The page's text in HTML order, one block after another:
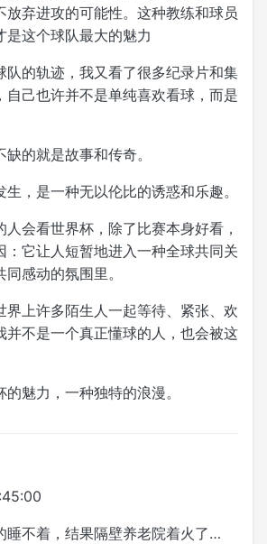
放弃进攻的可能性。这种教练和球员
是这个球队最大的魅力
队的轨迹，我又看了很多纪录片和集
自己也许并不是单纯喜欢看球，而是
的就是故事和传奇。
，是一种无以伦比的诱惑和乐趣。
会看世界杯，除了比赛本身好看，
：它让人短暂地进入一种全球共同关
感动的氛围里。
界上许多陌生人一起等待、紧张、欢
并不是一个真正懂球的人，也会被这
魅力，一种独特的浪漫。
睡不着，结果隔壁养老院着火了…